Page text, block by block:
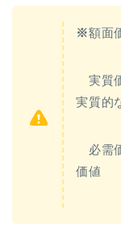
※額面
実質
実質的
必需
価値